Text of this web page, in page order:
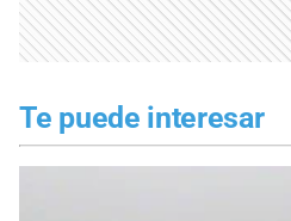
Te puede interesar